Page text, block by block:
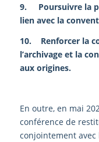
9. Poursuivre la
lien avec la
10. Renforcer la
l’archivage et la
aux origines.
En outre, en mai
conférence de
conjointement avec